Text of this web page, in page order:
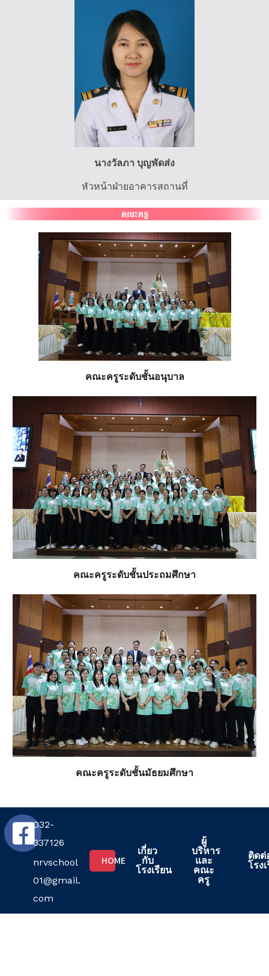
นางวัลภา บุญพัดส่ง
หัวหน้าฝ่ายอาคารสถานที่
คณะครูระดับชั้นอนุบาล
คณะครูระดับชั้นประถมศึกษา
คณะครูระดับชั้นมัธยมศึกษา
032-
337126
nrvschool
01@gmail.
com
HOME
เกี่ยว
กับ
โรงเรียน
ผู้
บริหาร
และ
คณะ
ครู
ติดต่
โรง